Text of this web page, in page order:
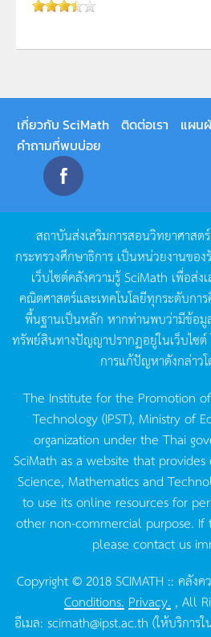
เกี่ยวกับ SciMath ติดต่อเรา
แผน
คำถามที่พบบ่อย
สถาบันส่งเสริมการสอนวิทยาศาสต
กระทรวงศึกษาธิการ เป็นหน่วยงานของ
เว็บไซต์คลังความรู้SciMath เพื่อส่ง
คณิตศาสตร์และเทคโนโลยีทุกระดับกา
พื้นฐานเป็นหลัก หากท่านพบว่ามีข้อมู
ทรัพย์สินทางปัญญาปรากฏอยู่ในเว็บไซต์
การแก้ปัญหาดังกล่าว
The Institute for the Promotion
Technology (IPST), Ministry of
organization under the Thai
SciMath as a website that
Science, Mathematics and
to use its online resources for
other non-commercial purpose.
please contact us
Copyright © 2018 SCIMATH :: คลัง
Conditions. Privacy. , All
อีเมล: scimath@ipst.ac.th (ให้บริการ